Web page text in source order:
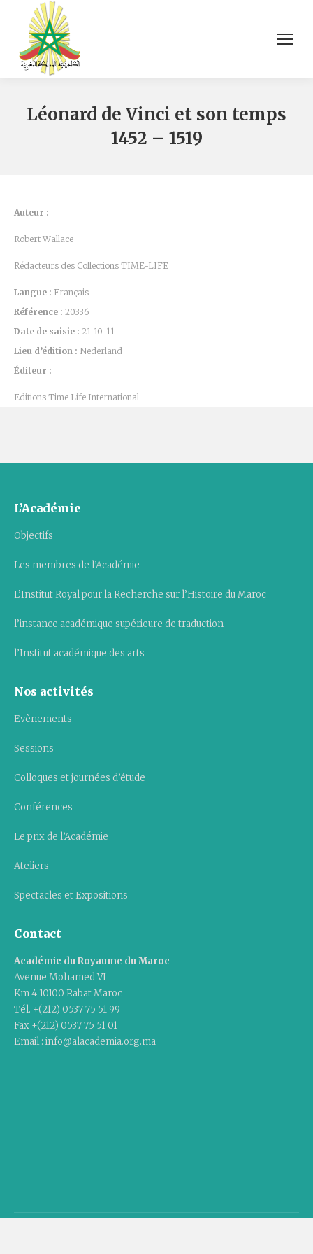
Léonard de Vinci et son temps
1452 – 1519
Auteur :
Robert Wallace
Rédacteurs des Collections TIME-LIFE
Langue : Français
Référence : 20336
Date de saisie : 21-10-11
Lieu d’édition : Nederland
Éditeur :
Editions Time Life International
L’Académie
Objectifs
Les membres de l’Académie
L’Institut Royal pour la Recherche sur l’Histoire du Maroc
l’instance académique supérieure de traduction
l’Institut académique des arts
Nos activités
Evènements
Sessions
Colloques et journées d’étude
Conférences
Le prix de l’Académie
Ateliers
Spectacles et Expositions
Contact
Académie du Royaume du Maroc
Avenue Mohamed VI
Km 4 10100 Rabat Maroc
Tél. +(212) 0537 75 51 99
Fax +(212) 0537 75 51 01
Email : info@alacademia.org.ma